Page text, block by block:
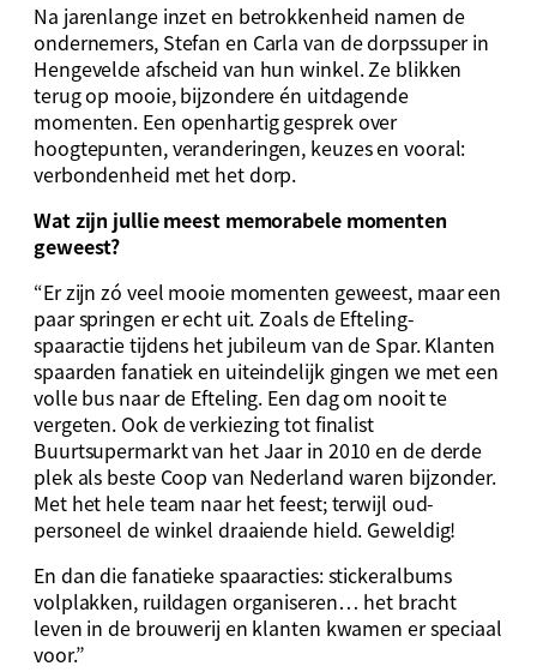
Na jarenlange inzet en betrokkenheid namen de
ondernemers, Stefan en Carla van de dorpssuper in
Hengevelde afscheid van hun winkel. Ze blikken
terug op mooie, bijzondere én uitdagende
momenten. Een openhartig gesprek over
hoogtepunten, veranderingen, keuzes en vooral:
verbondenheid met het dorp.
Wat zijn jullie meest memorabele momenten
geweest?
“Er zijn zó veel mooie momenten geweest, maar een
paar springen er echt uit. Zoals de Efteling-
spaaractie tijdens het jubileum van de Spar. Klanten
spaarden fanatiek en uiteindelijk gingen we met een
volle bus naar de Efteling. Een dag om nooit te
vergeten. Ook de verkiezing tot finalist
Buurtsupermarkt van het Jaar in 2010 en de derde
plek als beste Coop van Nederland waren bijzonder.
Met het hele team naar het feest; terwijl oud-
personeel de winkel draaiende hield. Geweldig!
En dan die fanatieke spaaracties: stickeralbums
volplakken, ruildagen organiseren… het bracht
leven in de brouwerij en klanten kwamen er speciaal
voor.”